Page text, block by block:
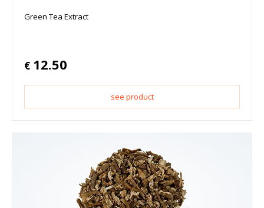
Green Tea Extract
€ 12.50
see product